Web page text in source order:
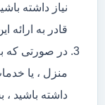
نیاز داشته
قادر به ارائه
در صورتی که
منزل ، یا
داشته باشید